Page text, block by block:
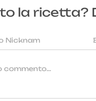
la ricetta?